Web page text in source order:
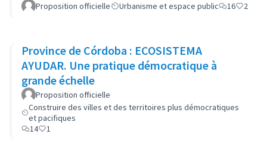
Proposition officielle Urbanisme et espace public 16 2
Province de Córdoba : ECOSISTEMA
AYUDAR. Une pratique démocratique à
grande échelle
Proposition officielle
Construire des villes et des territoires plus démocratiques
et pacifiques
14
1